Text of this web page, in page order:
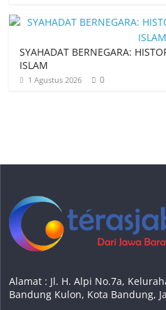
SYAHADAT BERNEGARA:
ISLAM
1 Agustus 2026 0
Alamat : Jl. H. Alpi No.7a,
Bandung Kulon, Kota Bandung,